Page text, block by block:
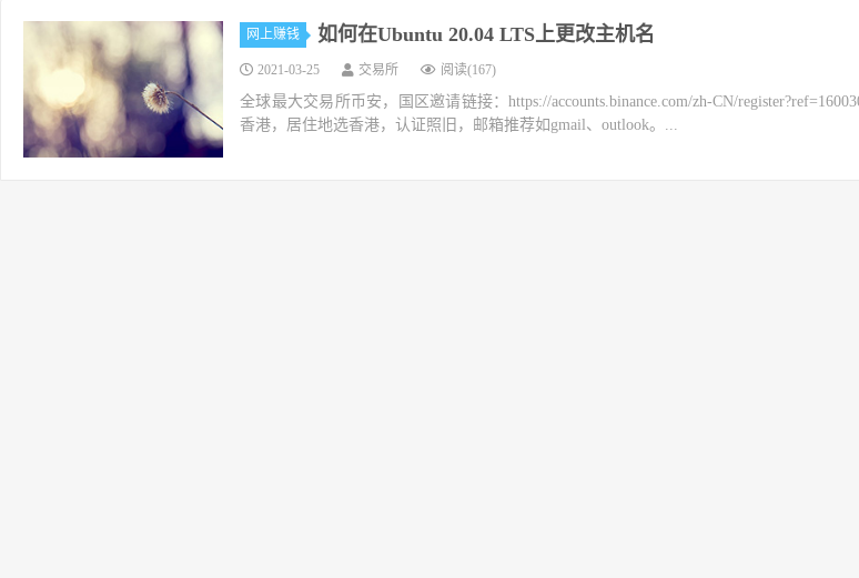
网上赚钱 如何在Ubuntu 20.04 LTS上更改主机名
2021-03-25 交易所 阅读(167)
全球最大交易所币安，国区邀请链接：https://accounts.binance.com/zh-CN/
香港，居住地选香港，认证照旧，邮箱推荐如gmail、outlook。...